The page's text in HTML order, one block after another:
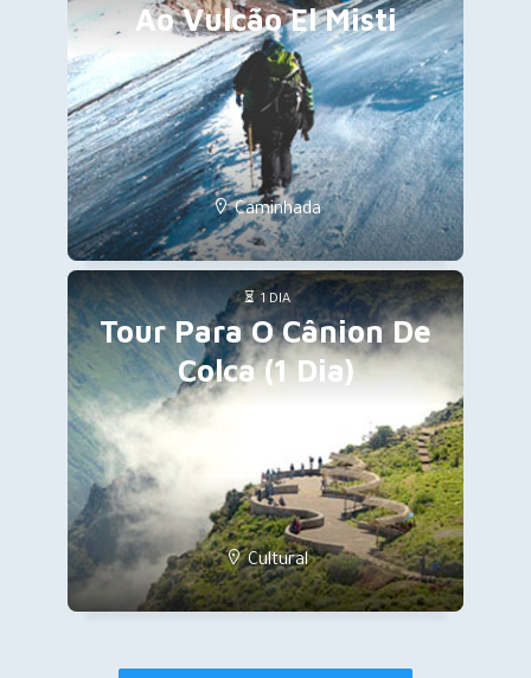
Ao Vulcão El Misti
Caminhada
1 DIA
Tour Para O Cânion De
Colca (1 Dia)
Cultural